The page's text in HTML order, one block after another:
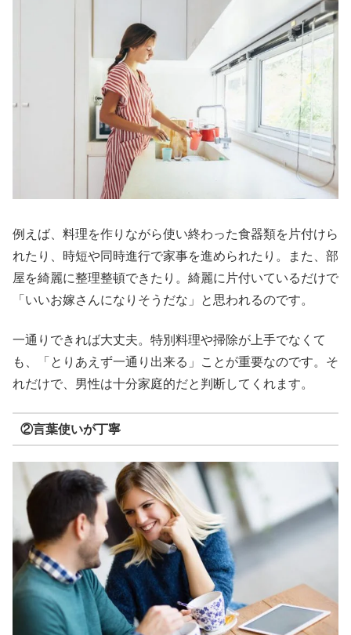
例えば、料理を作りながら使い終わった食器類を片付けら
れたり、時短や同時進行で家事を進められたり。また、部
屋を綺麗に整理整頓できたり。綺麗に片付いているだけで
「いいお嫁さんになりそうだな」と思われるのです。
一通りできれば大丈夫。特別料理や掃除が上手でなくて
も、「とりあえず一通り出来る」ことが重要なのです。そ
れだけで、男性は十分家庭的だと判断してくれます。
②言葉使いが丁寧